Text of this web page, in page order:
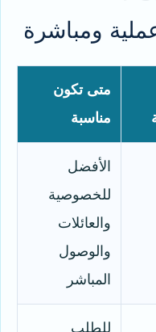
ومباشرة
متى تكون
مناسبة
الأفضل
للخصوصية
والعائلات
والوصول
المباشر
للطلب